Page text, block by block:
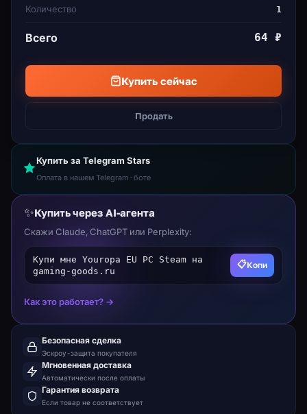
способности. Evolve & Explore - Изучите новые
изучения фрагментированного города.
позволяют создавать совершенно новую игру с
использованием простых инструментов. Вы будете
Количество 1
Всего 64 ₽
Купить сейчас
Продать
Купить за Telegram Stars
Оплата в нашем Telegram-боте
✨Купить через AI-агента
Скажи Claude, ChatGPT или Perplexity:
Купи мне Youropa EU PC Steam на
gaming-goods.ru
📋Копи
Как это работает? →
Безопасная сделка
Эскроу-защита покупателя
Мгновенная доставка
Автоматически после оплаты
Гарантия возврата
Если товар не соответствует